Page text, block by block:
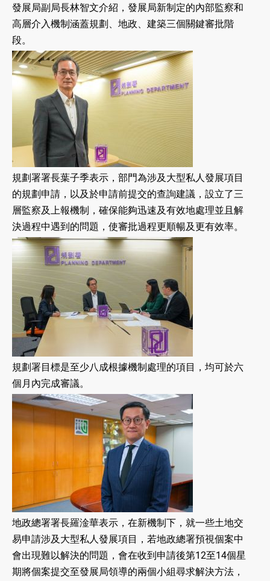
發展局副局長林智文介紹，發展局新制定的內部監察和
高層介入機制涵蓋規劃、地政、建築三個關鍵審批階
段。
規劃署署長葉子季表示，部門為涉及大型私人發展項目
的規劃申請，以及於申請前提交的查詢建議，設立了三
層監察及上報機制，確保能夠迅速及有效地處理並且解
決過程中遇到的問題，使審批過程更順暢及更有效率。
規劃署目標是至少八成根據機制處理的項目，均可於六
個月內完成審議。
地政總署署長羅淦華表示，在新機制下，就一些土地交
易申請涉及大型私人發展項目，若地政總署預視個案中
會出現難以解決的問題，會在收到申請後第12至14個星
期將個案提交至發展局領導的兩個小組尋求解決方法，